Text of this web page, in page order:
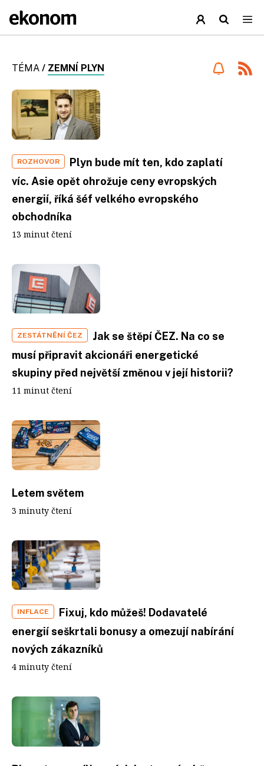
TÉMA / ZEMNÍ PLYN
ROZHOVOR
Plyn bude mít ten, kdo zaplatí
víc. Asie opět ohrožuje ceny evropských
energií, říká šéf velkého evropského
obchodníka
13 minut čtení
ZESTÁTNĚNÍ ČEZ
Jak se štěpí ČEZ. Na co se
musí připravit akcionáři energetické
skupiny před největší změnou v její historii?
11 minut čtení
Letem světem
3 minuty čtení
INFLACE
Fixuj, kdo můžeš! Dodavatelé
energií seškrtali bonusy a omezují nabírání
nových zákazníků
4 minuty čtení